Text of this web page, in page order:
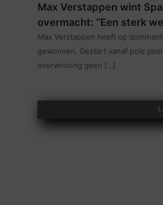
Max Verstappen wint
overmacht: “Een sterk
Max Verstappen heeft op
gewonnen. Gestart vanaf pole
overwinning geen […]